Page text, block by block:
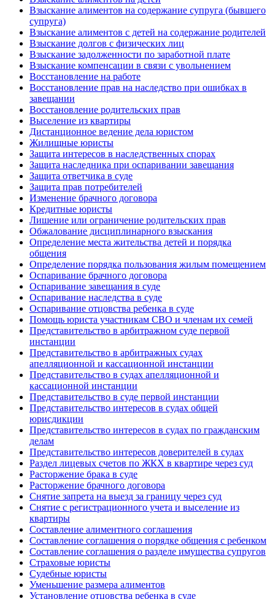
Взыскание алиментов на содержание супруга (бывшего
супруга)
Взыскание алиментов с детей на содержание родителей
Взыскание долгов с физических лиц
Взыскание задолженности по заработной плате
Взыскание компенсации в связи с увольнением
Восстановление на работе
Восстановление прав на наследство при ошибках в
завещании
Восстановление родительских прав
Выселение из квартиры
Дистанционное ведение дела юристом
Жилищные юристы
Защита интересов в наследственных спорах
Защита наследника при оспаривании завещания
Защита ответчика в суде
Защита прав потребителей
Изменение брачного договора
Кредитные юристы
Лишение или ограничение родительских прав
Обжалование дисциплинарного взыскания
Определение места жительства детей и порядка
общения
Определение порядка пользования жилым помещением
Оспаривание брачного договора
Оспаривание завещания в суде
Оспаривание наследства в суде
Оспаривание отцовства ребенка в суде
Помощь юриста участникам СВО и членам их семей
Представительство в арбитражном суде первой
инстанции
Представительство в арбитражных судах
апелляционной и кассационной инстанции
Представительство в судах апелляционной и
кассационной инстанции
Представительство в суде первой инстанции
Представительство интересов в судах общей
юрисдикции
Представительство интересов в судах по гражданским
делам
Представительство интересов доверителей в судах
Раздел лицевых счетов по ЖКХ в квартире через суд
Расторжение брака в суде
Расторжение брачного договора
Снятие запрета на выезд за границу через суд
Снятие с регистрационного учета и выселение из
квартиры
Составление алиментного соглашения
Составление соглашения о порядке общения с ребенком
Составление соглашения о разделе имущества супругов
Страховые юристы
Судебные юристы
Уменьшение размера алиментов
Установление отцовства ребенка в суде